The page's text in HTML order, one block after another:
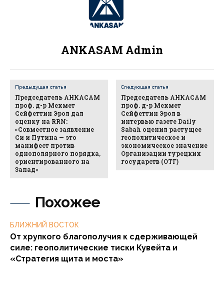
Похожее
БЛИЖНИЙ ВОСТОК
От хрупкого благополучия к сдерживающей
силе: геополитические тиски Кувейта и
«Стратегия щита и моста»
ANKASAM Admin
Предыдущая статья
Председатель АНКАСАМ
проф. д-р Мехмет
Сейфеттин Эрол дал
оценку на RRN:
«Совместное заявление
Си и Путина — это
манифест против
однополярного порядка,
ориентированного на
Запад»
Следующая статья
Председатель АНКАСАМ
проф. д-р Мехмет
Сейфеттин Эрол в
интервью газете Daily
Sabah оценил растущее
геополитическое и
экономическое значение
Организации турецких
государств (ОТГ)